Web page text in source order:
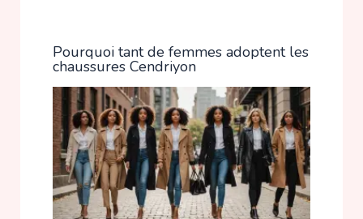
Pourquoi tant de femmes adoptent les
chaussures Cendriyon